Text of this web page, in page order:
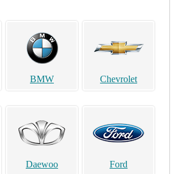
BMW Chevrolet
Daewoo Ford